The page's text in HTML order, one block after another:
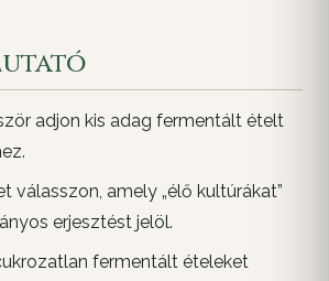
adjon kis adag fermentált ételt
válasszon, amely „élő kultúrákat”
erjesztést jelöl.
fermentált ételeket